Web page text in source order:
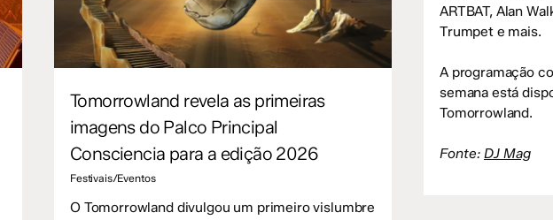
ARTBAT, Alan
Trumpet e mais.
A programação
semana está
Tomorrowland.
Fonte: DJ Mag
Tomorrowland revela as primeiras
imagens do Palco Principal
Consciencia para a edição 2026
Festivais/Eventos
O Tomorrowland divulgou um primeiro vislumbre